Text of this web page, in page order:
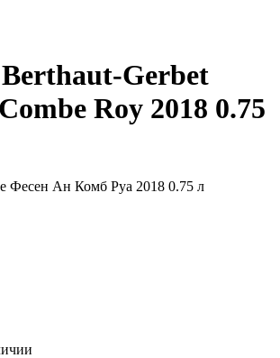
Gerbet
Roy 2018 0.75
Фесен Ан Комб Руа 2018 0.75 л